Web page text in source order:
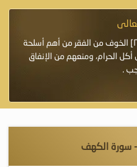
﴿الشيطان يعِدُكم الفقر﴾[البقرة:٢٦٨] الخوف من الفقر من أهم أسلحة
الحرام، ومنعهم من الإنفاق
.